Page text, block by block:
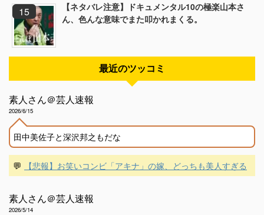
【ネタバレ注意】ドキュメンタル10の極楽山本さ
ん、色んな意味でまた叩かれまくる。
最近のツッコミ
素人さん＠芸人速報
2026/6/15
田中美佐子と深沢邦之もだな
💬 【悲報】お笑いコンビ「アキナ」の嫁、どっちも美人すぎる
素人さん＠芸人速報
2026/5/14